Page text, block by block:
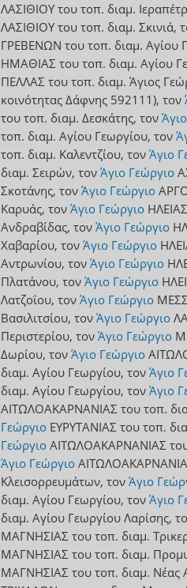
ΛΑΣΙΘΙΟΥ του τοπ. διαμ.
ΛΑΣΙΘΙΟΥ του τοπ. διαμ. Σκινιά,
ΓΡΕΒΕΝΩΝ του τοπ. διαμ. Αγίου
ΗΜΑΘΙΑΣ του τοπ. διαμ. Αγίου
ΠΕΛΛΑΣ του τοπ. διαμ. Άγιος
κοινότητας Δάφνης 592111), τον
του τοπ. διαμ. Δεσκάτης, τον
τοπ. διαμ. Αγίου Γεωργίου, τον
τοπ. διαμ. Καλεντζίου, τον Άγιο
διαμ. Σειρών, τον Άγιο Γεώργιο
Σκοτάνης, τον Άγιο Γεώργιο
Καρυάς, τον Άγιο Γεώργιο ΗΛΕΙΑΣ
Ανδραβίδας, τον Άγιο Γεώργιο
Χαβαρίου, τον Άγιο Γεώργιο
Αντρωνίου, τον Άγιο Γεώργιο
Πλατάνου, τον Άγιο Γεώργιο
Λατζοΐου, τον Άγιο Γεώργιο
Βασιλιτσίου, τον Άγιο Γεώργιο
Περιστερίου, τον Άγιο Γεώργιο
Δωρίου, τον Άγιο Γεώργιο
διαμ. Αγίου Γεωργίου, τον Άγιο
διαμ. Αγίου Γεωργίου, τον Άγιο
ΑΙΤΩΛΟΑΚΑΡΝΑΝΙΑΣ του τοπ.
Γεώργιο ΕΥΡΥΤΑΝΙΑΣ του τοπ.
Γεώργιο ΑΙΤΩΛΟΑΚΑΡΝΑΝΙΑΣ
Άγιο Γεώργιο
Κλεισορρευμάτων, τον Άγιο
διαμ. Αγίου Γεωργίου, τον Άγιο
διαμ. Αγίου Γεωργίου Λαρίσης,
ΜΑΓΝΗΣΙΑΣ του τοπ. διαμ.
ΜΑΓΝΗΣΙΑΣ του τοπ. διαμ.
ΜΑΓΝΗΣΙΑΣ του τοπ. διαμ. Νέας